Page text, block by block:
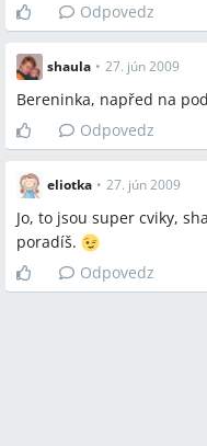
Odpovedz
shaula • 27. jún 2009
Bereninka, napřed na
Odpovedz
eliotka • 27. jún 2009
Jo, to jsou super cviky,
poradíš.
Odpovedz